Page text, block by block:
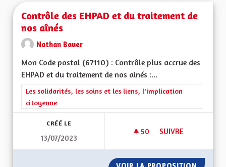
Contrôle des EHPAD et du traitement de
nos aînés
Nathan Bauer
Mon Code postal (67110) : Contrôle plus accrue des
EHPAD et du traitement de nos ainés :...
Filtrer les résultats de la catégorie : Les solidarités, les soins
Les solidarités, les soins et les liens, l'implication
citoyenne
CRÉÉ LE
13/07/2023
50 50 ABONNÉS
SUIVRE